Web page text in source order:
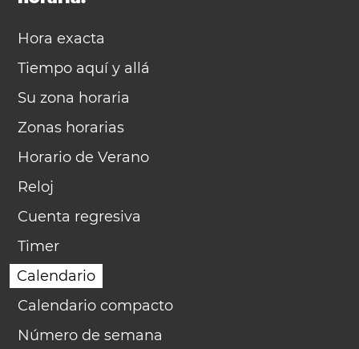
Hora exacta
Tiempo aquí y allá
Su zona horaria
Zonas horarias
Horario de Verano
Reloj
Cuenta regresiva
Timer
Calendario
Calendario compacto
Número de semana